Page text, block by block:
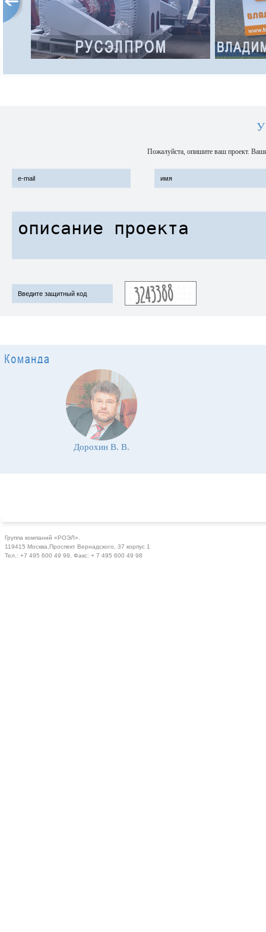
Концерн основан в 1991 году и сегодня
объединяет 12 производственных
предприятий
Адрес интернет-сайта:
http://www.ruselprom.ru/
У
Пожалуйста, опишите ваш проект.
Дорохин В. В.
Группа компаний «РОЭЛ».
119415 Москва,Проспект Вернадского, 37 корпус 1
Тел.: +7 495 600 49 99, Факс: + 7 495 600 49 98